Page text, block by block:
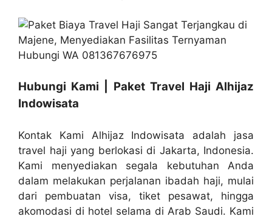
Hubungi Kami | Paket Travel Haji Alhijaz
Indowisata
Kontak Kami Alhijaz Indowisata adalah jasa
travel haji yang berlokasi di Jakarta, Indonesia.
Kami menyediakan segala kebutuhan Anda
dalam melakukan perjalanan ibadah haji, mulai
dari pembuatan visa, tiket pesawat, hingga
akomodasi di hotel selama di Arab Saudi. Kami